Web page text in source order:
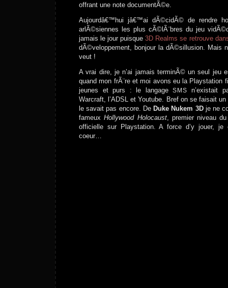
offrant une note documentÃ©e.
Aujourdâ€™hui jâ€™ai dÃ©cidÃ© de rendre
arlÃ©siennes les plus cÃ©lÃ¨bres du jeu
jamais le jour puisque3D Realms se retrouve
dÃ©veloppement, bonjour la dÃ©sillusion. Mais
veut !
A vrai dire, je n’ai jamais terminÃ© un seul jeu
quand mon frÃ¨re et moi avons eu la Playstation
jeunes et purs : le langageSMS n’existait
Warcraft, l’ADSL et Youtube. Bref on se faisait
le savait pas encore. DeDuke Nukem 3Dje ne
fameuxHollywood Holocaust, premier niveau
officielle sur Playstation. A force d’y jouer, je
coeur…